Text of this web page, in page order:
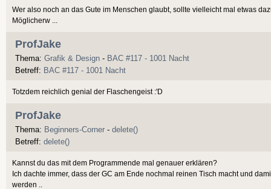
Wer also noch an das Gute im Menschen glaubt, sollte vielleicht mal etwas
Möglicherw ...
ProfJake
Thema: Grafik & Design - BAC #117 - 1001 Nacht
Betreff: BAC #117 - 1001 Nacht
Totzdem reichlich genial der Flaschengeist :'D
ProfJake
Thema: Beginners-Corner - delete()
Betreff: delete()
Kannst du das mit dem Programmende mal genauer erklären?
Ich dachte immer, dass der GC am Ende nochmal reinen Tisch macht und
werden ..